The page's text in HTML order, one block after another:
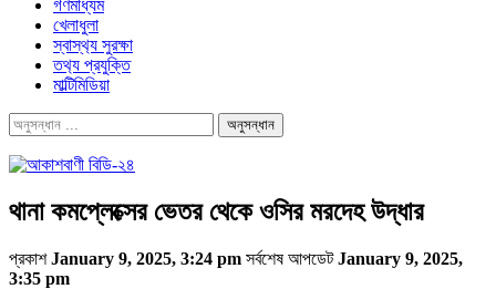
গণমাধ্যম
খেলাধুলা
স্বাস্থ‍্য সুরক্ষা
তথ‍্য প্রযুক্তি
মাল্টিমিডিয়া
থানা কমপ্লেক্সের ভেতর থেকে ওসির মরদেহ উদ্ধার
প্রকাশJanuary 9, 2025, 3:24 pm সর্বশেষ আপডেটJanuary 9, 2025,
3:35 pm